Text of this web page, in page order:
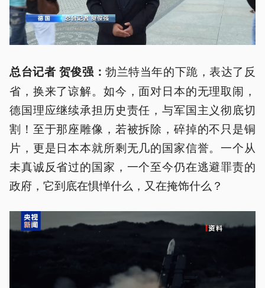
总台记者 贺俊强：勃兰特当年的下跪，表达了反
省，换来了谅解。如今，面对日本的无理取闹，
德国理应继续承担历史责任，与军国主义彻底切
割！至于那座雕像，若被拆除，碎掉的不只是铜
片，更是日本本就所剩无几的国家信誉。一个从
未真诚反省过的国家，一个至今仍在逃避罪责的
政府，它到底在惧惮什么，又在掩饰什么？